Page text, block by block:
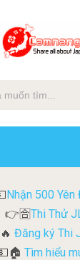
Nhận 500
👉🈴Thi Thử
Đăng ký Thi
Tìm hiểu